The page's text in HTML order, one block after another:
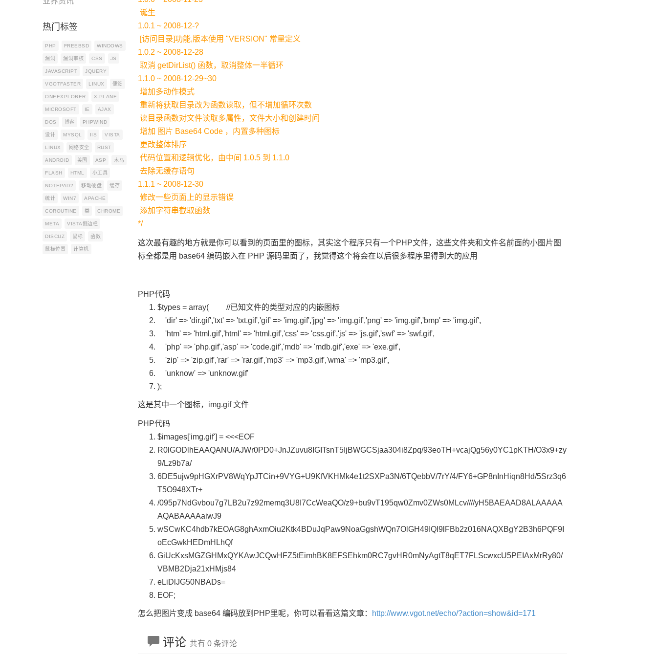
热门标签
PHP FREEBSD WINDOWS
漏洞 漏洞审核 CSS JS
JAVASCRIPT JQUERY
VGOTFASTER LINUX 便签
ONEEXPLORER X-PLANE
MICROSOFT IE AJAX
DOS 博客 PHPWIND
设计 MYSQL IIS VISTA
LINUX 网络安全 RUST
ANDROID 美国 ASP 木马
FLASH HTML 小工具
NOTEPAD2 移动硬盘 缓存
统计 WIN7 APACHE
COROUTINE 类 CHROME
META VISTA侧边栏
DISCUZ 鼠标 函数
鼠标位置 计算机
诞生
1.0.1 ~ 2008-12-?
[访问目录]功能,版本使用 "VERSION" 常量定义
1.0.2 ~ 2008-12-28
取消 getDirList() 函数，取消整体一半循环
1.1.0 ~ 2008-12-29~30
增加多动作模式
重新将获取目录改为函数读取，但不增加循环次数
读目录函数对文件读取多属性，文件大小和创建时间
增加 图片 Base64 Code ，内置多种图标
更改整体排序
代码位置和逻辑优化，由中间 1.0.5 到 1.1.0
去除无缓存语句
1.1.1 ~ 2008-12-30
修改一些页面上的显示错误
添加字符串截取函数
*/
这次最有趣的地方就是你可以看到的页面里的图标，其实这个程序只有一个PHP文件，这些文件夹和文件名前面的小图片图
标全都是用 base64 编码嵌入在 PHP 源码里面了，我觉得这个将会在以后很多程序里得到大的应用
PHP代码
$types = array( //已知文件的类型对应的内嵌图标
'dir' => 'dir.gif','txt' => 'txt.gif','gif' => 'img.gif','jpg' => 'img.gif','png' => 'img.gif','bmp' => 'img.gif',
'htm' => 'html.gif','html' => 'html.gif','css' => 'css.gif','js' => 'js.gif','swf' => 'swf.gif',
'php' => 'php.gif','asp' => 'code.gif','mdb' => 'mdb.gif','exe' => 'exe.gif',
'zip' => 'zip.gif','rar' => 'rar.gif','mp3' => 'mp3.gif','wma' => 'mp3.gif',
'unknow' => 'unknow.gif'
);
这是其中一个图标，img.gif 文件
PHP代码
$images['img.gif'] = <<<EOF
R0lGODlhEAAQANU/AJWr0PD0+JnJZuvu8IGITsnT5IjBWGCSjaa304i8Zpq/93eoTH+vcajQg56y0YC1pKTH/O3x9+zy
9/Lz9b7a/
6DE5ujw9pHGXrPV8WqYpJTCin+9VYG+U9KfVKHMk4e1t2SXPa3N/6TQebbV/7rY/4/FY6+GP8nInHiqn8Hd/5Srz3q6
T5O948XTr+
/095p7NdGvbou7g7LB2u7z92memq3U8I7CcWeaQO/z9+bu9vT195qw0Zmv0ZWs0MLcv////yH5BAEAAD8ALAAAAA
AQABAAAAaiwJ9
wSCwKC4hdb7kEOAG8ghAxmOiu2Ktk4BDuJqPaw9NoaGgshWQn7OlGH49IQI9lFBb2z016NAQXBgY2B3h6PQF9I
oEcGwkHEDmHLhQf
GiUcKxsMGZGHMxQYKAwJCQwHFZ5tEimhBK8EFSEhkm0RC7gvHR0mNyAgtT8qET7FLScwxcU5PEIAxMrRy80/
VBMB2Dja21xHMjs84
eLiDlJG50NBADs=
EOF;
怎么把图片变成 base64 编码放到PHP里呢，你可以看看这篇文章： http://www.vgot.net/echo/?action=show&id=171
评论 共有 0 条评论